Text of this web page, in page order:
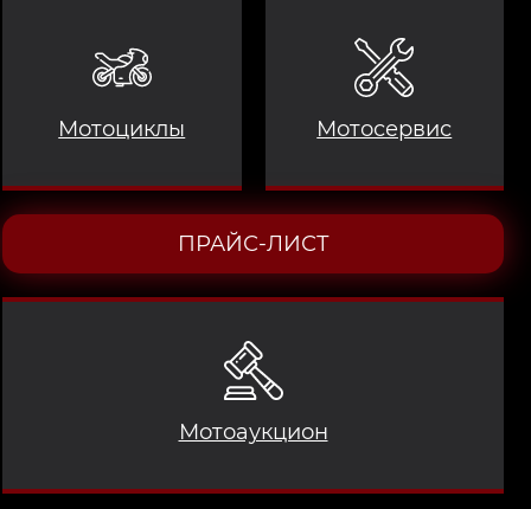
Мотоциклы
Мотоаукцион
Мотосервис
ПРАЙС-ЛИСТ